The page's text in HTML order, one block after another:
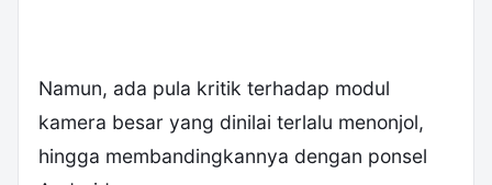
Namun, ada pula kritik terhadap modul
kamera besar yang dinilai terlalu menonjol,
hingga membandingkannya dengan ponsel